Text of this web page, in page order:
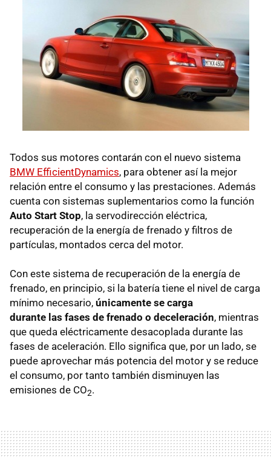
Todos sus motores contarán con el nuevo sistema
BMW EfficientDynamics, para obtener así la mejor
relación entre el consumo y las prestaciones. Además
cuenta con sistemas suplementarios como la función
Auto Start Stop, la servodirección eléctrica,
recuperación de la energía de frenado y filtros de
partículas, montados cerca del motor.
Con este sistema de recuperación de la energía de
frenado, en principio, si la batería tiene el nivel de carga
mínimo necesario, únicamente se carga
durante las fases de frenado o deceleración, mientras
que queda eléctricamente desacoplada durante las
fases de aceleración. Ello significa que, por un lado, se
puede aprovechar más potencia del motor y se reduce
el consumo, por tanto también disminuyen las
emisiones de CO2.